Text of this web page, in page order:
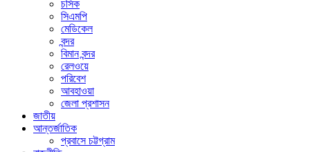
চসিক
সিএমপি
মেডিকেল
বন্দর
বিমান বন্দর
রেলওয়ে
পরিবেশ
আবহাওয়া
জেলা প্রশাসন
জাতীয়
আন্তর্জাতিক
প্রবাসে চট্টগ্রাম